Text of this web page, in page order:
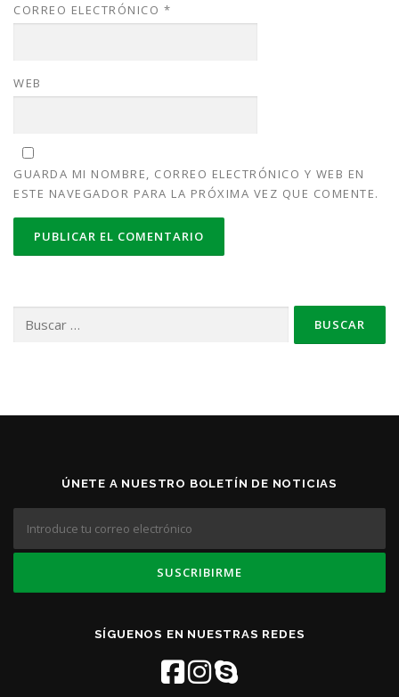
CORREO ELECTRÓNICO *
WEB
GUARDA MI NOMBRE, CORREO ELECTRÓNICO Y WEB EN
ESTE NAVEGADOR PARA LA PRÓXIMA VEZ QUE COMENTE.
ÚNETE A NUESTRO BOLETÍN DE NOTICIAS
SÍGUENOS EN NUESTRAS REDES